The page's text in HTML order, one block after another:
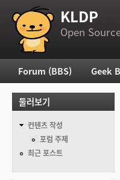
부 메뉴 KLDP
Open
주 메뉴
Forum (BBS) Geek
둘러보기
컨텐츠 작성
포럼 주제
최근 포스트